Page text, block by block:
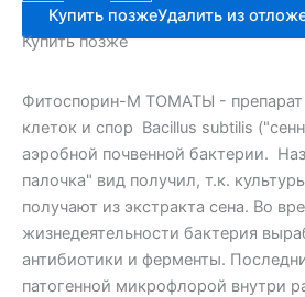
Фитоспарин-
М
томат
100г
Купить позжеУдалить из
Купить позже
Фитоспорин-М ТОМАТЫ - препарат
клеток и спор Bacillus subtilis
аэробной почвенной бактерии.
палочка" вид получил, т.к.
получают из экстракта сена. Во
жизнедеятельности бактерия
антибиотики и ферменты.
патогенной микрофлорой внутри